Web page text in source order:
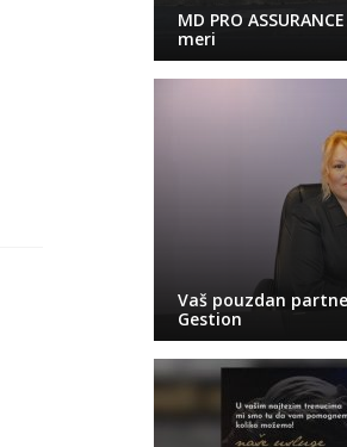
MD PRO
meri
Vaš pouzdan
Gestion